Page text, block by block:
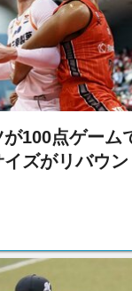
100点ゲーム
ズがリバウ